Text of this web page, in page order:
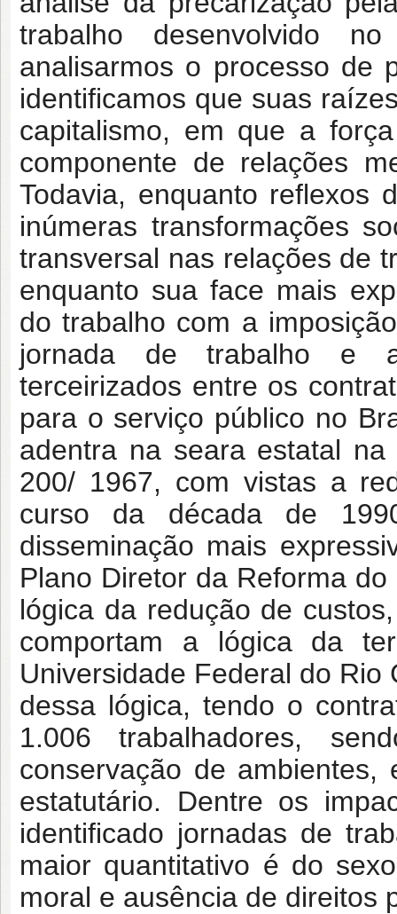
trabalho desenvolvido
analisarmos o processo de
identificamos que suas
capitalismo, em que a
componente de relações
Todavia, enquanto reflexos
inúmeras transformações
transversal nas relações de
enquanto sua face mais
do trabalho com a
jornada de trabalho e a
terceirizados entre os
para o serviço público no
adentra na seara estatal
200/ 1967, com vistas a
curso da década de
disseminação mais
Plano Diretor da Reforma
lógica da redução de
comportam a lógica da
Universidade Federal do
dessa lógica, tendo o
1.006 trabalhadores,
conservação de
estatutário. Dentre os
identificado jornadas de
maior quantitativo é do
moral e ausência de direitos